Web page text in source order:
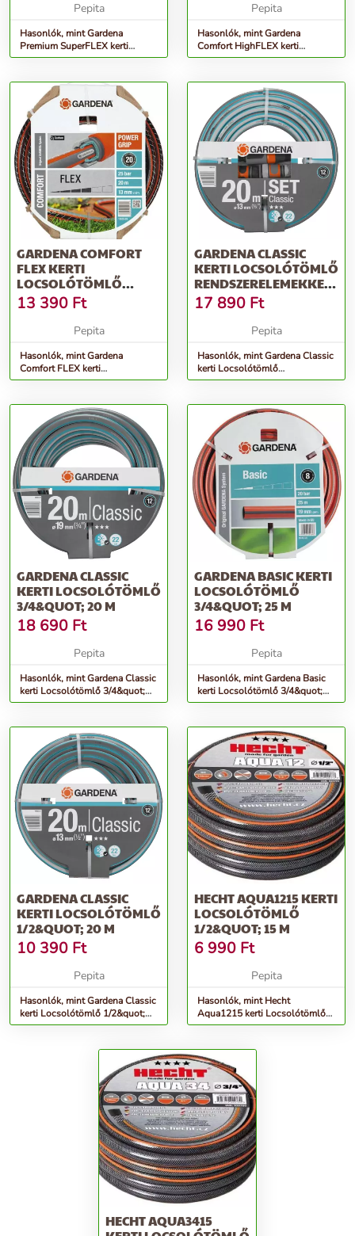
Pepita
Hasonlók, mint Gardena
Premium SuperFLEX kerti
Locsolótömlő 3/4&quot; 25 M
Pepita
Hasonlók, mint Gardena
Comfort HighFLEX kerti
Locsolótömlő 3/4&quot; 50 M
GARDENA COMFORT
FLEX KERTI
LOCSOLÓTÖMLŐ
1/2&QUOT; 20 M
13 390 Ft
Pepita
Hasonlók, mint Gardena
Comfort FLEX kerti
Locsolótömlő 1/2&quot; 20 M
GARDENA CLASSIC
KERTI LOCSOLÓTÖMLŐ
RENDSZERELEMEKKEL
1/2&QUOT; 20 M
17 890 Ft
Pepita
Hasonlók, mint Gardena Classic
kerti Locsolótömlő
rendszerelemekkel 1/2&quot; 20
GARDENA CLASSIC
KERTI LOCSOLÓTÖMLŐ
3/4&QUOT; 20 M
18 690 Ft
Pepita
Hasonlók, mint Gardena Classic
kerti Locsolótömlő 3/4&quot;
20 M
GARDENA BASIC KERTI
LOCSOLÓTÖMLŐ
3/4&QUOT; 25 M
16 990 Ft
Pepita
Hasonlók, mint Gardena Basic
kerti Locsolótömlő 3/4&quot;
25 M
GARDENA CLASSIC
KERTI LOCSOLÓTÖMLŐ
1/2&QUOT; 20 M
10 390 Ft
Pepita
Hasonlók, mint Gardena Classic
kerti Locsolótömlő 1/2&quot;
20 M
HECHT AQUA1215 KERTI
LOCSOLÓTÖMLŐ
1/2&QUOT; 15 M
6 990 Ft
Pepita
Hasonlók, mint Hecht
Aqua1215 kerti Locsolótömlő
1/2&quot; 15 M
HECHT AQUA3415